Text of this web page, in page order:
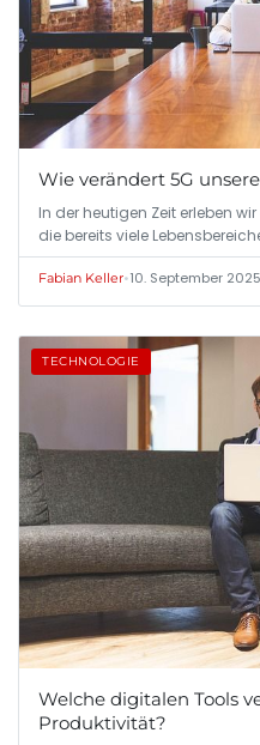
Wie verändert 5G
In der heutigen Zeit erleben
die bereits viele
Fabian Keller•10. September 2025
TECHNOLOGIE
Welche digitalen Tools
Produktivität?